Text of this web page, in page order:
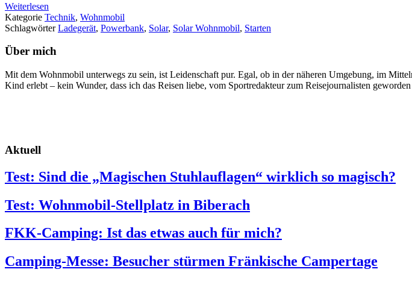
Weiterlesen
Kategorie Technik, Wohnmobil
SchlagwörterLadegerät, Powerbank, Solar, Solar Wohnmobil, Starten
Über mich
Mit dem Wohnmobil unterwegs zu sein, ist Leidenschaft pur. Egal, ob in der näheren Umgebung, im
Kind erlebt – kein Wunder, dass ich das Reisen liebe, vom Sportredakteur zum Reisejournalisten
Aktuell
Test: Sind die „Magischen Stuhlauflagen“ wirklich so magisch?
Test: Wohnmobil-Stellplatz in Biberach
FKK-Camping: Ist das etwas auch für mich?
Camping-Messe: Besucher stürmen Fränkische Campertage